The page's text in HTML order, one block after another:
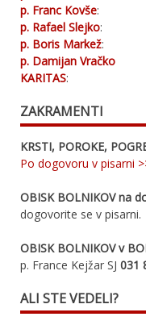
p. Franc Kovše:
p. Rafael Slejko:
p. Boris Markež:
p. Damijan Vračko
KARITAS:
ZAKRAMENTI
KRSTI, POROKE,
Po dogovoru v pisarni
OBISK BOLNIKOV na
dogovorite se v pisarni.
OBISK BOLNIKOV v
p. France Kejžar SJ 031
ALI STE VEDELI?